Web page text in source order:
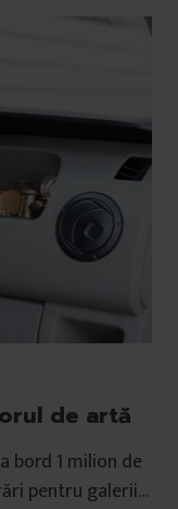
de artă
bord 1 milion de
pentru galerii…